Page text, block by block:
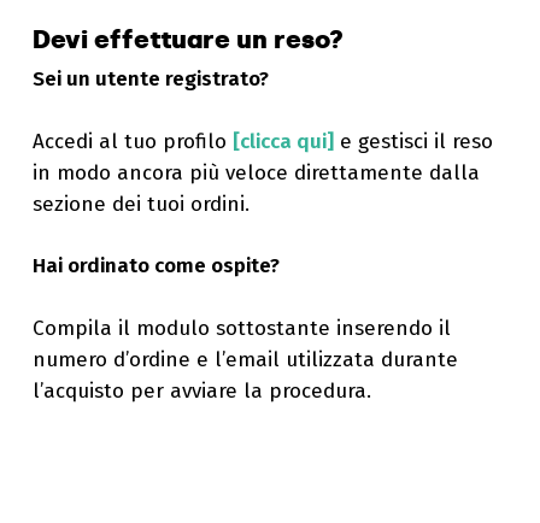
Devi effettuare un reso?
Sei un utente registrato?
Accedi al tuo profilo [clicca qui]e gestisci il reso
in modo ancora più veloce direttamente dalla
sezione dei tuoi ordini.
Hai ordinato come ospite?
Compila il modulo sottostante inserendo il
numero d’ordine e l’email utilizzata durante
l’acquisto per avviare la procedura.